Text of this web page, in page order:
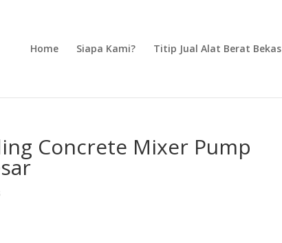
Home Siapa Kami? Titip Jual Alat Berat Bekas
Concrete Mixer Pump